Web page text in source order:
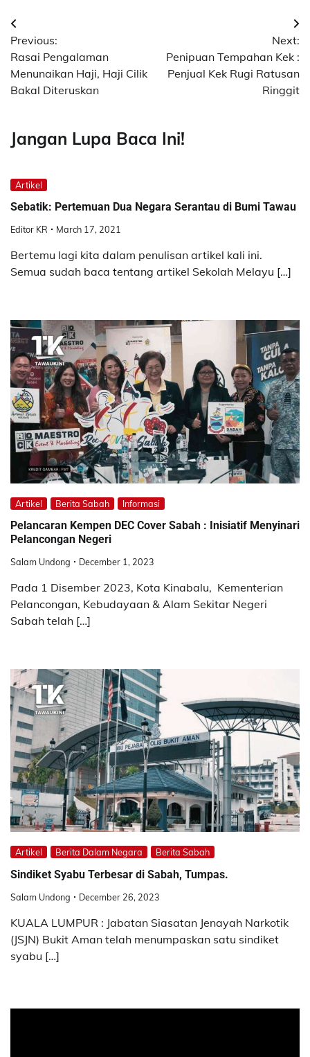
Post
navigation
Previous:
Rasai Pengalaman
Menunaikan Haji, Haji Cilik
Bakal Diteruskan
Next:
Penipuan Tempahan Kek :
Penjual Kek Rugi Ratusan
Ringgit
Jangan Lupa Baca Ini!
Artikel
Sebatik: Pertemuan Dua Negara Serantau di Bumi Tawau
Editor KR March 17, 2021
Bertemu lagi kita dalam penulisan artikel kali ini.
Semua sudah baca tentang artikel Sekolah Melayu […]
Artikel Berita Sabah Informasi
Pelancaran Kempen DEC Cover Sabah : Inisiatif Menyinari
Pelancongan Negeri
Salam Undong December 1, 2023
Pada 1 Disember 2023, Kota Kinabalu, Kementerian
Pelancongan, Kebudayaan & Alam Sekitar Negeri
Sabah telah […]
Artikel Berita Dalam Negara Berita Sabah
Sindiket Syabu Terbesar di Sabah, Tumpas.
Salam Undong December 26, 2023
KUALA LUMPUR : Jabatan Siasatan Jenayah Narkotik
(JSJN) Bukit Aman telah menumpaskan satu sindiket
syabu […]